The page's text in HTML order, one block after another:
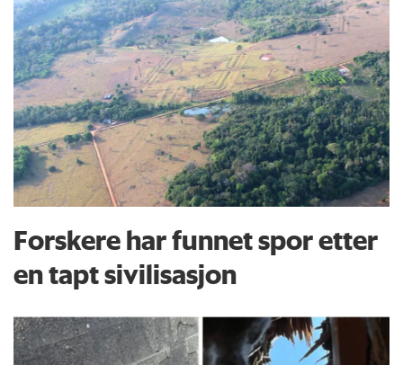
Forskere har funnet spor etter
en tapt sivilisasjon